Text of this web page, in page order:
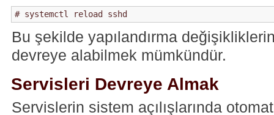
Bu şekilde yapılandırma
devreye alabilmek mümkündür.
Servisleri Devreye Almak
Servislerin sistem açılışlarında